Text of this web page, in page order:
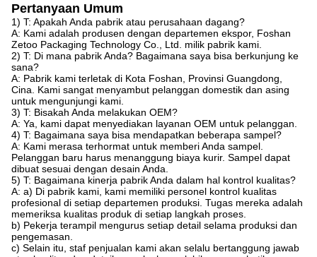
Pertanyaan Umum
1) T: Apakah Anda pabrik atau perusahaan dagang?
A: Kami adalah produsen dengan departemen ekspor, Foshan
Zetoo Packaging Technology Co., Ltd. milik pabrik kami.
2) T: Di mana pabrik Anda? Bagaimana saya bisa berkunjung ke
sana?
A: Pabrik kami terletak di Kota Foshan, Provinsi Guangdong,
Cina. Kami sangat menyambut pelanggan domestik dan asing
untuk mengunjungi kami.
3) T: Bisakah Anda melakukan OEM?
A: Ya, kami dapat menyediakan layanan OEM untuk pelanggan.
4) T: Bagaimana saya bisa mendapatkan beberapa sampel?
A: Kami merasa terhormat untuk memberi Anda sampel.
Pelanggan baru harus menanggung biaya kurir. Sampel dapat
dibuat sesuai dengan desain Anda.
5) T: Bagaimana kinerja pabrik Anda dalam hal kontrol kualitas?
A: a) Di pabrik kami, kami memiliki personel kontrol kualitas
profesional di setiap departemen produksi. Tugas mereka adalah
memeriksa kualitas produk di setiap langkah proses.
b) Pekerja terampil mengurus setiap detail selama produksi dan
pengemasan.
c) Selain itu, staf penjualan kami akan selalu bertanggung jawab